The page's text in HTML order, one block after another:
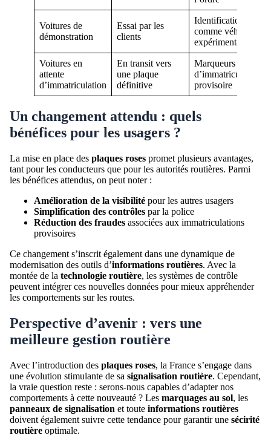
Voitures de
démonstration
Essai par les
clients
Identification
comme véhicule
expérimental
Voitures en
attente
d’immatriculation
En transit vers
une plaque
définitive
Marqueurs
d’immatriculation
provisoire
Un changement attendu : quels
bénéfices pour les usagers ?
La mise en place des plaques roses promet plusieurs avantages,
tant pour les conducteurs que pour les autorités routières. Parmi
les bénéfices attendus, on peut noter :
Amélioration de la visibilité pour les autres usagers
Simplification des contrôles par la police
Réduction des fraudes associées aux immatriculations
provisoires
Ce changement s’inscrit également dans une dynamique de
modernisation des outils d’informations routières. Avec la
montée de la technologie routière, les systèmes de contrôle
peuvent intégrer ces nouvelles données pour mieux appréhender
les comportements sur les routes.
Perspective d’avenir : vers une
meilleure gestion routière
Avec l’introduction des plaques roses, la France s’engage dans
une évolution stimulante de sa signalisation routière. Cependant,
la vraie question reste : serons-nous capables d’adapter nos
comportements à cette nouveauté ? Les marquages au sol, les
panneaux de signalisation et toute informations routières
doivent également suivre cette tendance pour garantir une sécirité
routière optimale.